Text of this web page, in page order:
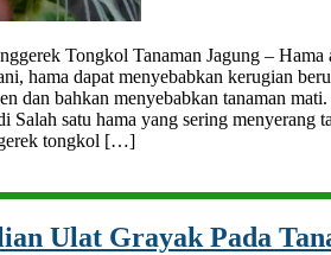
Tongkol Tanaman Jagung –
hama dapat menyebabkan kerugian
dan bahkan menyebabkan tanaman
Salah satu hama yang sering menyerang
tongkol […]
Ulat Grayak Pada